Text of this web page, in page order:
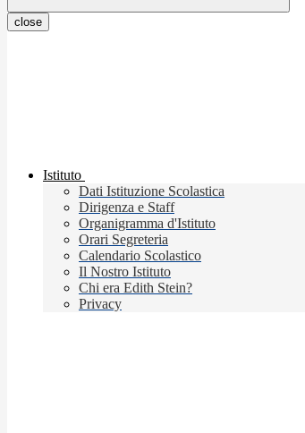
close
Istituto
Dati Istituzione Scolastica
Dirigenza e Staff
Organigramma d'Istituto
Orari Segreteria
Calendario Scolastico
Il Nostro Istituto
Chi era Edith Stein?
Privacy